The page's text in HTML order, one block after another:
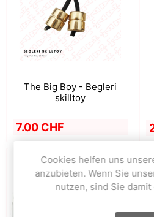
The Big Boy - Begleri
skilltoy
7.00 CHF
Cookies helfen uns
anzubieten. Wenn Sie
nutzen, sind Sie